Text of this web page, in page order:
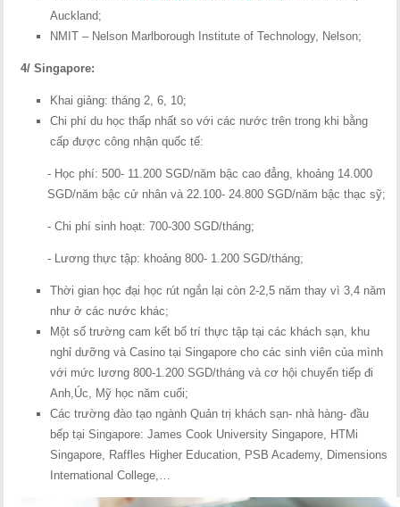
Auckland;
NMIT – Nelson Marlborough Institute of Technology, Nelson;
4/ Singapore:
Khai giảng: tháng 2, 6, 10;
Chi phí du học thấp nhất so với các nước trên trong khi bằng
cấp được công nhận quốc tế:
- Học phí: 500- 11.200 SGD/năm bậc cao đẳng, khoảng 14.000
SGD/năm bậc cử nhân và 22.100- 24.800 SGD/năm bậc thạc sỹ;
- Chi phí sinh hoạt: 700-300 SGD/tháng;
- Lương thực tập: khoảng 800- 1.200 SGD/tháng;
Thời gian học đại học rút ngắn lại còn 2-2,5 năm thay vì 3,4 năm
như ở các nước khác;
Một số trường cam kết bố trí thực tập tại các khách sạn, khu
nghỉ dưỡng và Casino tại Singapore cho các sinh viên của mình
với mức lương 800-1.200 SGD/tháng và cơ hội chuyển tiếp đi
Anh,Úc, Mỹ học năm cuối;
Các trường đào tạo ngành Quản trị khách sạn- nhà hàng- đầu
bếp tại Singapore: James Cook University Singapore, HTMi
Singapore, Raffles Higher Education, PSB Academy, Dimensions
International College,…